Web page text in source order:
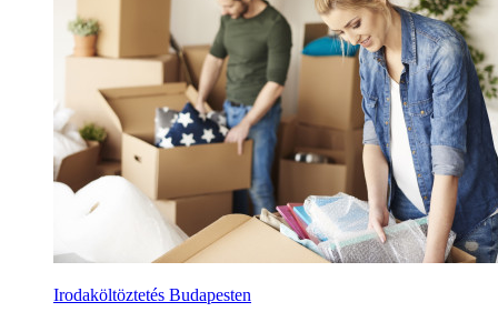
Irodaköltöztetés Budapesten